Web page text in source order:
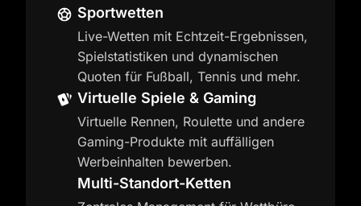
Sportwetten
Live-Wetten mit Echtzeit-Ergebnissen,
Spielstatistiken und dynamischen
Quoten für Fußball, Tennis und mehr.
Virtuelle Spiele & Gaming
Virtuelle Rennen, Roulette und andere
Gaming-Produkte mit auffälligen
Werbeinhalten bewerben.
Multi-Standort-Ketten